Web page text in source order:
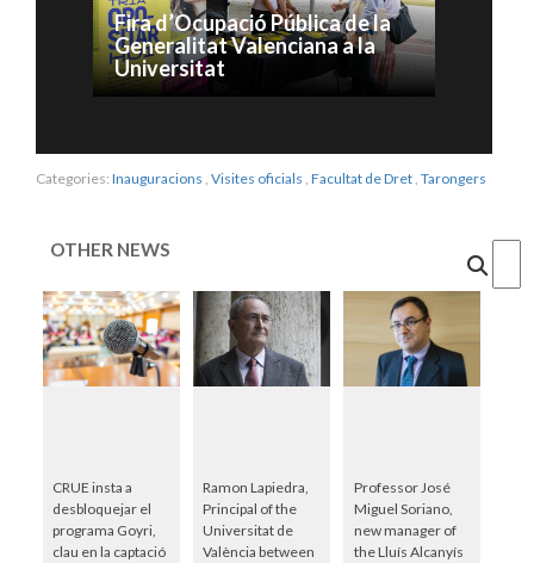
Fira d’Ocupació Pública de la
Generalitat Valenciana a la
Universitat
Categories: Inauguracions , Visites oficials , Facultat de Dret, Tarongers
OTHER NEWS
CRUE insta a
desbloquejar el
programa Goyri,
clau en la captació
Ramon Lapiedra,
Principal of the
Universitat de
València between
Professor José
Miguel Soriano,
new manager of
the Lluís Alcanyís